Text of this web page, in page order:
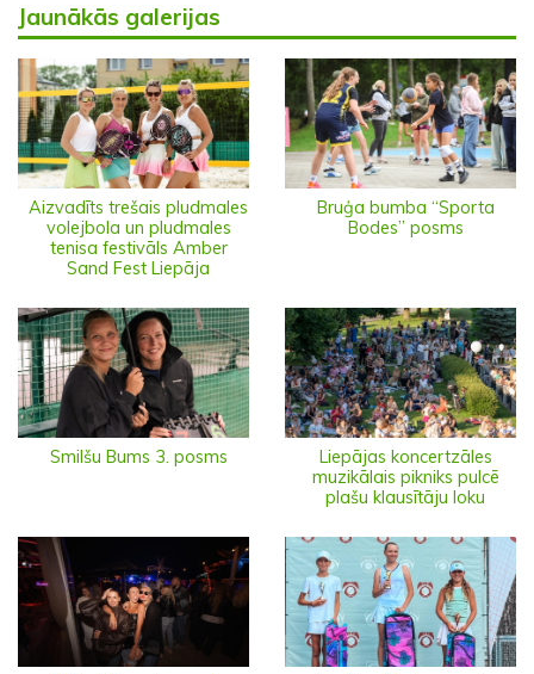
Jaunākās galerijas
Aizvadīts trešais pludmales
volejbola un pludmales
tenisa festivāls Amber
Sand Fest Liepāja
Bruģa bumba “Sporta
Bodes” posms
Smilšu Bums 3. posms
Liepājas koncertzāles
muzikālais pikniks pulcē
plašu klausītāju loku